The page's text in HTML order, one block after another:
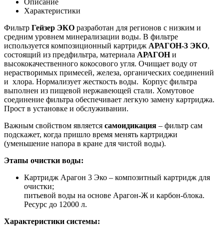
Характеристики
Фильтр Гейзер ЭКО разработан для регионов с низким и
средним уровнем минерализации воды. В фильтре
используется композиционный картридж АРАГОН-3 ЭКО,
состоящий из предфильтра, материала АРАГОНи
высококачественного кокосового угля. Очищает воду от
нерастворимых примесей, железа, органических соединений
и хлора. Нормализует жесткость воды. Корпус фильтра
выполнен из пищевой нержавеющей стали. Хомутовое
соединение фильтра обеспечивает легкую замену картриджа.
Прост в установке и обслуживании.
Важным свойством является самоидикация – фильтр сам
подскажет, когда пришло время менять картриджи
(уменьшение напора в кране для чистой воды).
Этапы очистки воды:
Картридж Арагон 3 Эко – композитный картридж для
очистки;
питьевой воды на основе Арагон-Ж и карбон-блока.
Ресурс до 12000 л.
Характеристики системы: